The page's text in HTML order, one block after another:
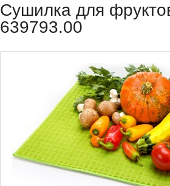
Сушилка для
639793.00